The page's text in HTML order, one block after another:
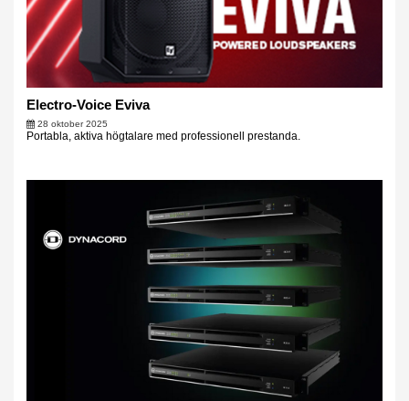
Electro-Voice Eviva
28 oktober 2025
Portabla, aktiva högtalare med professionell prestanda.